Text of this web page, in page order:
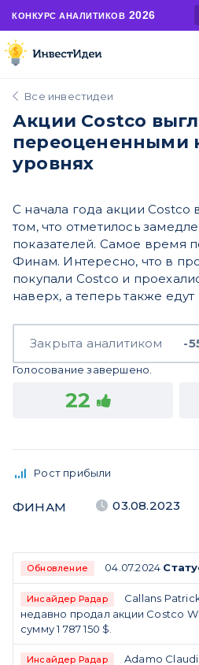
КОНКУРС АНАЛИТИКОВ 2026
Все инвестидеи
Акции Costco
переоцененными
уровнях
С начала года акции Costco
том, что отметилось
показателей. Самое время
Финам. Интересно, что в
покупали Costco и
наверх, а теперь также едут
Закрыта аналитиком -
Голосование завершено.
22
Рост прибыли
ФИНАМ 03.08.2023
Обновление 04.07.2024
Инсайдер Радар
Callans
недавно продал акции Costco
сумму 1 787 150 $.
Инсайдер Радар
Adamo